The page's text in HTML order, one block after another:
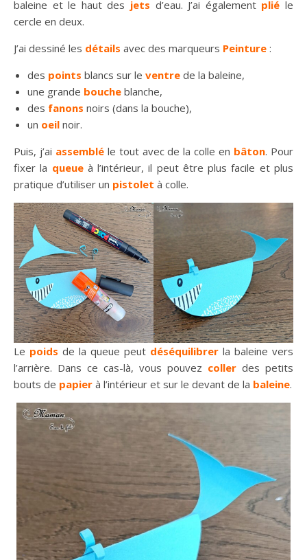
baleine et le haut des jets d’eau. J’ai également plié le
cercle en deux.
J’ai dessiné les détails avec des marqueurs Peinture :
des points blancs sur le ventre de la baleine,
une grande bouche blanche,
des fanons noirs (dans la bouche),
un oeil noir.
Puis, j’ai assemblé le tout avec de la colle en bâton. Pour
fixer la queueà l’intérieur, il peut être plus facile et plus
pratique d’utiliser un pistolet à colle.
Le poids de la queue peut déséquilibrer la baleine vers
l’arrière. Dans ce cas-là, vous pouvez coller des petits
bouts de papier à l’intérieur et sur le devant de la baleine.